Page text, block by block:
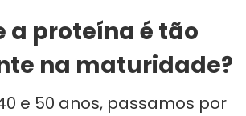
a proteína é tão
na maturidade?
e 50 anos, passamos por